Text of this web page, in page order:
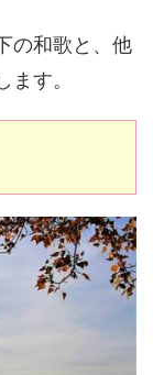
の和歌と、他
す。